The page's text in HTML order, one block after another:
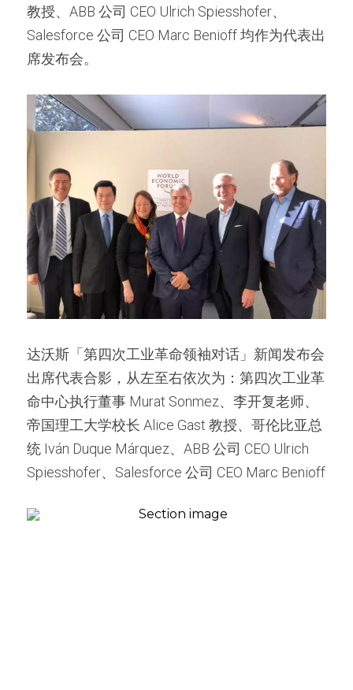
教授、ABB 公司 CEO Ulrich Spiesshofer、
Salesforce 公司 CEO Marc Benioff 均作为代表出
席发布会。
达沃斯「第四次工业革命领袖对话」新闻发布会
出席代表合影，从左至右依次为：第四次工业革
命中心执行董事 Murat Sonmez、李开复老师、
帝国理工大学校长 Alice Gast 教授、哥伦比亚总
统 Iván Duque Márquez、ABB 公司 CEO Ulrich
Spiesshofer、Salesforce 公司 CEO Marc Benioff